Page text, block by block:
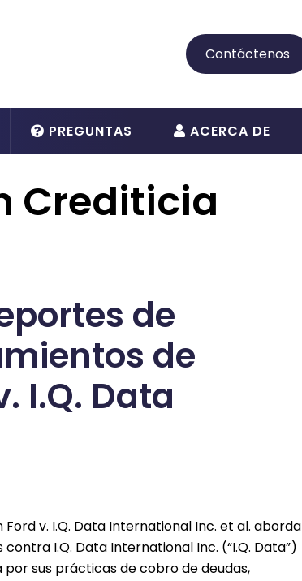
Contáctenos
PREGUNTAS ACERCA DE
Crediticia
de
de
I.Q. Data
Ford v. I.Q. Data International Inc. et al. aborda
contra I.Q. Data International Inc. (“I.Q. Data”)
por sus prácticas de cobro de deudas,